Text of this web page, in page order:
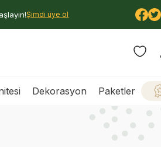
Şimdi üye ol
Dekorasyon Paketler